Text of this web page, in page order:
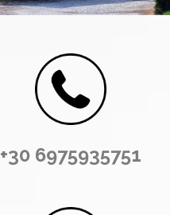
+30 6975935751